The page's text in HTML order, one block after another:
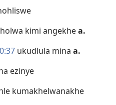
kimi angekhea.
ukudlula mina a.
ezinye
kumakhelwanakhe